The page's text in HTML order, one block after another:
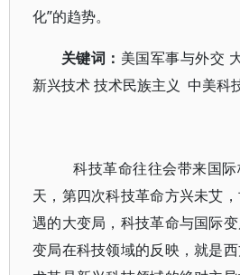
化”的趋势。
关键词： 美国军事与外交
新兴技术 技术民族主义 中美科
科技革命往往会带来国
天，第四次科技革命方兴未艾
遇的大变局，科技革命与国际
变局在科技领域的反映，就是